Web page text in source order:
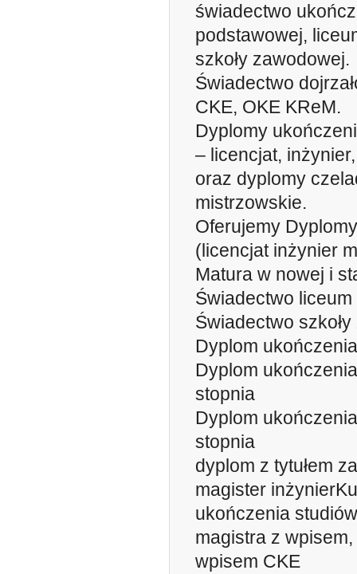
świadectwo
podstawowej,
szkoły zawodowej.
Świadectwo
CKE, OKE KReM.
Dyplomy
– licencjat,
oraz dyplomy
mistrzowskie.
Oferujemy
(licencjat inżynier
Matura w nowej i
Świadectwo
Świadectwo
Dyplom
Dyplom
stopnia
Dyplom
stopnia
dyplom z tytułem
magister
ukończenia
magistra z
wpisem CKE